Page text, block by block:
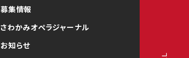
募集情報
さわかみオペラジャーナル
お知らせ